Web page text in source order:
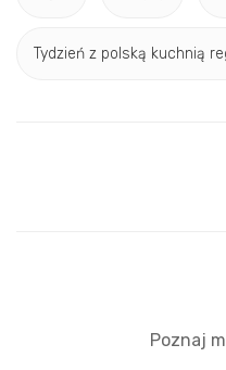
Tydzień z polską kuchnią
Poznaj